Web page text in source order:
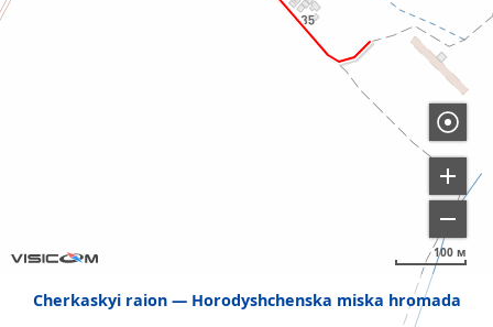
Cherkaskyi raion Horodyshchenska miska hromada
100 м